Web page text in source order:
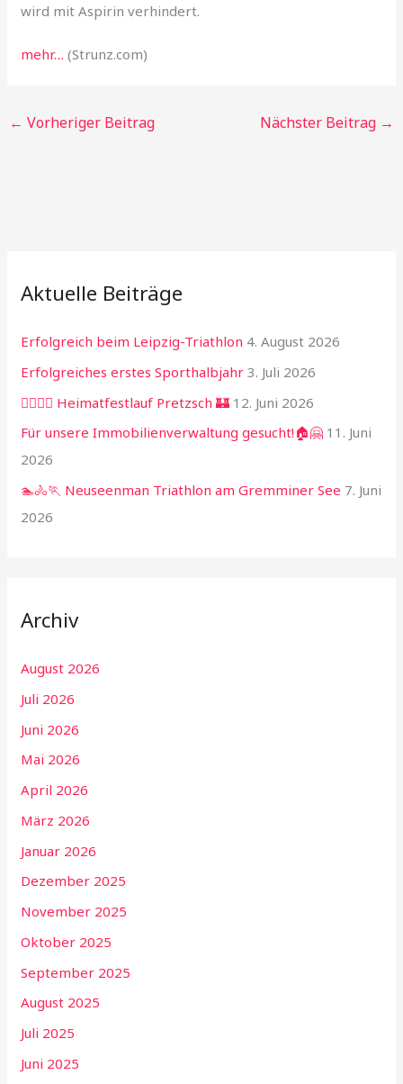
wird mit Aspirin verhindert.
mehr… (Strunz.com)
← Vorheriger Beitrag Nächster Beitrag →
Aktuelle Beiträge
Erfolgreich beim Leipzig-Triathlon 4. August 2026
Erfolgreiches erstes Sporthalbjahr 3. Juli 2026
🏃‍♂️🏃‍♀️ Heimatfestlauf Pretzsch 🏰 12. Juni 2026
Für unsere Immobilienverwaltung gesucht!🏠🤗 11. Juni
2026
🏊🚴🏃 Neuseenman Triathlon am Gremminer See 7. Juni
2026
Archiv
August 2026
Juli 2026
Juni 2026
Mai 2026
April 2026
März 2026
Januar 2026
Dezember 2025
November 2025
Oktober 2025
September 2025
August 2025
Juli 2025
Juni 2025